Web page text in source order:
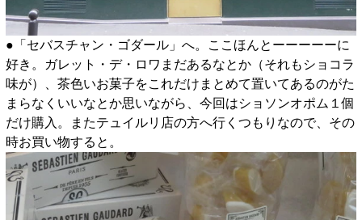
●「セバスチャン・ゴダール」へ。ここほんとーーーーーに
好き。ガレット・デ・ロワまだあるなとか（それもショコラ
味が）、茶色いお菓子をこれだけまとめて置いてあるのがた
まらなくいいなとか思いながら、今回はショソンオポム１個
だけ購入。またテュイルリ店の方へ行くつもりなので、その
時お買い物すると。